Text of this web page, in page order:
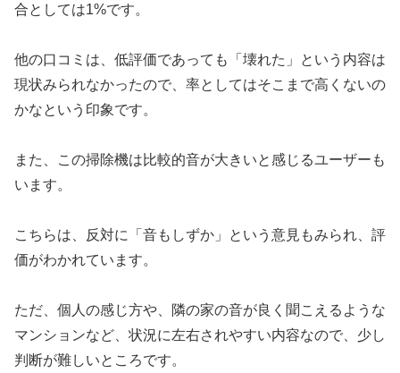
合としては1%です。
他の口コミは、低評価であっても「壊れた」という内容は
現状みられなかったので、率としてはそこまで高くないの
かなという印象です。
また、この掃除機は比較的音が大きいと感じるユーザーも
います。
こちらは、反対に「音もしずか」という意見もみられ、評
価がわかれています。
ただ、個人の感じ方や、隣の家の音が良く聞こえるような
マンションなど、状況に左右されやすい内容なので、少し
判断が難しいところです。